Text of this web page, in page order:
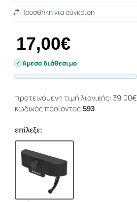
17,00€
Άμεσα διάθεσιμο
Προσθήκη για σύγκριση
προτεινόμενη τιμή λιανικής: 39,00€
κωδικός προϊόντος:593
επίλεξε: